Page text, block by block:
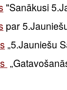
"Sanākusi
par
„5.Jauniešu
„G